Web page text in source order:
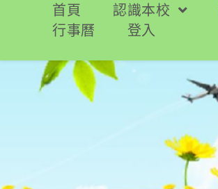
要
首頁 認識本校
行事曆
登入